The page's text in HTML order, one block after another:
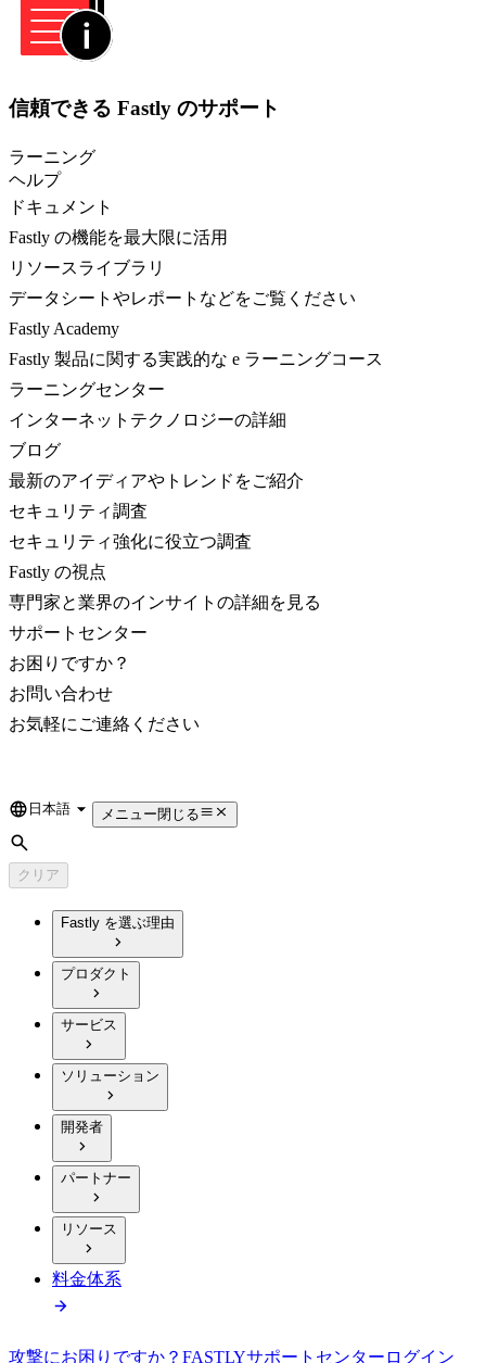
信頼できる Fastly のサポート
ラーニング
ヘルプ
ドキュメント
Fastly の機能を最大限に活用
リソースライブラリ
データシートやレポートなどをご覧ください
Fastly Academy
Fastly 製品に関する実践的な e ラーニングコース
ラーニングセンター
インターネットテクノロジーの詳細
ブログ
最新のアイディアやトレンドをご紹介
セキュリティ調査
セキュリティ強化に役立つ調査
Fastly の視点
専門家と業界のインサイトの詳細を見る
サポートセンター
お困りですか？
お問い合わせ
お気軽にご連絡ください
Language
日本語 メニュー閉じる
検索
クリア
Fastly を選ぶ理由
プロダクト
サービス
ソリューション
開発者
パートナー
リソース
料金体系
攻撃にお困りですか？ FASTLYサポートセンター ログイン